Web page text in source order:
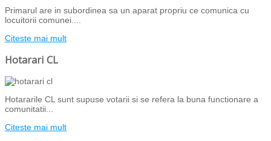
Primarul are in subordinea sa un aparat propriu ce comunica cu
locuitorii comunei....
Citeste mai mult
Hotarari CL
Hotararile CL sunt supuse votarii si se refera la buna functionare a
comunitatii...
Citeste mai mult